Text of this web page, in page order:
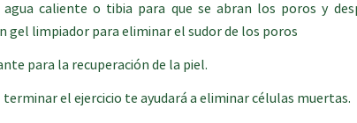
caliente o tibia para que se abran los poros y
gel limpiador para eliminar el sudor de los poros
para la recuperación de la piel.
el ejercicio te ayudará a eliminar células muertas.